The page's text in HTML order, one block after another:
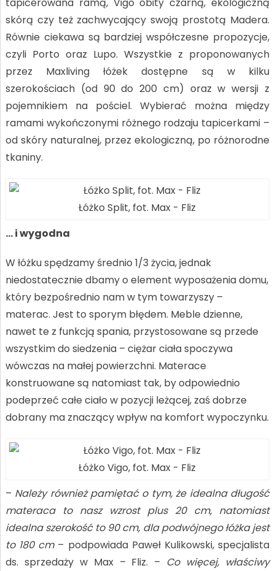
skórą czy też zachwycający swoją prostotą Madera.
Równie ciekawa są bardziej współczesne propozycje,
czyli Porto oraz Lupo. Wszystkie z proponowanych
przez Maxliving łóżek dostępne są w kilku
szerokościach (od 90 do 200 cm) oraz w wersji z
pojemnikiem na pościel. Wybierać można między
ramami wykończonymi różnego rodzaju tapicerkami –
od skóry naturalnej, przez ekologiczną, po różnorodne
tkaniny.
Łóżko Split, fot. Max - Fliz
… i wygodna
W łóżku spędzamy średnio 1/3 życia, jednak
niedostatecznie dbamy o element wyposażenia domu,
który bezpośrednio nam w tym towarzyszy –
materac. Jest to sporym błędem. Meble dzienne,
nawet te z funkcją spania, przystosowane są przede
wszystkim do siedzenia – ciężar ciała spoczywa
wówczas na małej powierzchni. Materace
konstruowane są natomiast tak, by odpowiednio
podeprzeć całe ciało w pozycji leżącej, zaś dobrze
dobrany ma znaczący wpływ na komfort wypoczynku.
Łóżko Vigo, fot. Max - Fliz
– Należy również pamiętać o tym, że idealna długość
materaca to nasz wzrost plus 20 cm, natomiast
idealna szerokość to 90 cm, dla podwójnego łóżka jest
to 180 cm– podpowiada Paweł Kulikowski, specjalista
ds. sprzedaży w Max – Fliz. – Co więcej, właściwy